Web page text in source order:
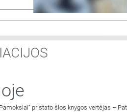
pristato šios knygos vertėjas –